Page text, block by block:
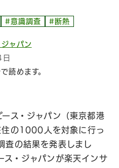
#意識調査 #断熱
ャパン
読めます。
ス・ジャパン（東京都港
の1000人を対象に行っ
査の結果を発表しまし
ス・ジャパンが楽天インサ